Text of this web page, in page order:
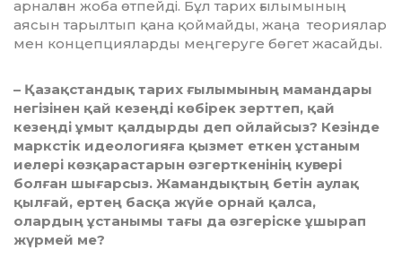
арналған жо­ба өтпейді. Бұл тарих ғылымы­ның
аясын тарылтып қана қоймай­ды, жаңа теориялар
мен концеп­ция­­ларды меңгеруге бөгет жасайды.
– Қазақстандық тарих ғылымы­ның мамандары
негізінен қай кезеңді көбірек зерттеп, қай
кезеңді ұмыт қал­­дырды деп ойлайсыз? Кезінде
маркс­тік идеологияға қызмет еткен ұстаным
иелері көзқарастарын өзгерт­кенінің куәгері
болған шығар­сыз. Жамандықтың бетін аулақ
қыл­­ғай, ертең басқа жүйе орнай қал­са,
олардың ұстанымы тағы да өз­геріске ұшырап
жүрмей ме?